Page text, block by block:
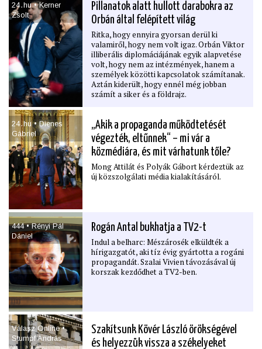
működik erősen. Nem egy-egy vitatható
mondatot mutat meg, hanem egy komplett
retorikai operációs rendszert.
Efrájim Kishon: Eichmann vall — Egger vs.
Valcz(Klubrádió) Szereplők:
Államügyész — Egger Géza, Eichmann —
Valcz Péter
24․hu • Kerner
Zsolt
Pillanatok alatt hullott darabokra az
Orbán által felépített világ
Ritka, hogy ennyira gyorsan derül ki
valamiről, hogy nem volt igaz. Orbán Viktor
illiberális diplomáciájának egyik alapvetése
volt, hogy nem az intézmények, hanem a
személyek közötti kapcsolatok számítanak.
Aztán kiderült, hogy ennél még jobban
számít a siker és a földrajz.
24․hu • Dienes
Gábriel
„Akik a propaganda működtetését
végezték, eltűnnek“ – mi vár a
közmédiára, és mit várhatunk tőle?
Mong Attilát és Polyák Gábort kérdeztük az
új közszolgálati média kialakításáról.
444 • Rényi Pál
Dániel
Rogán Antal bukhatja a TV2-t
Indul a belharc: Mészárosék elküldték a
hírigazgatót, aki tíz évig gyártotta a rogáni
propagandát. Szalai Vivien távozásával új
korszak kezdődhet a TV2-ben.
Válasz Online •
Stumpf András
Szakítsunk Kövér László örökségével
és helyezzük vissza a székelyeket